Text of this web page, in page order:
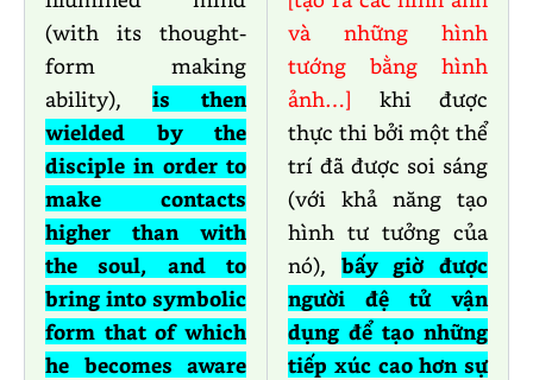
(with its thought-
form making
ability), is then
wielded by the
disciple in order to
make contacts
higher than with
the soul, and to
bring into symbolic
form that of which
he becomes aware
và những hình
tướng bằng hình
ảnh…] khi được
thực thi bởi một thể
trí đã được soi sáng
(với khả năng tạo
hình tư tưởng của
nó), bấy giờ được
người đệ tử vận
dụng để tạo những
tiếp xúc cao hơn sự